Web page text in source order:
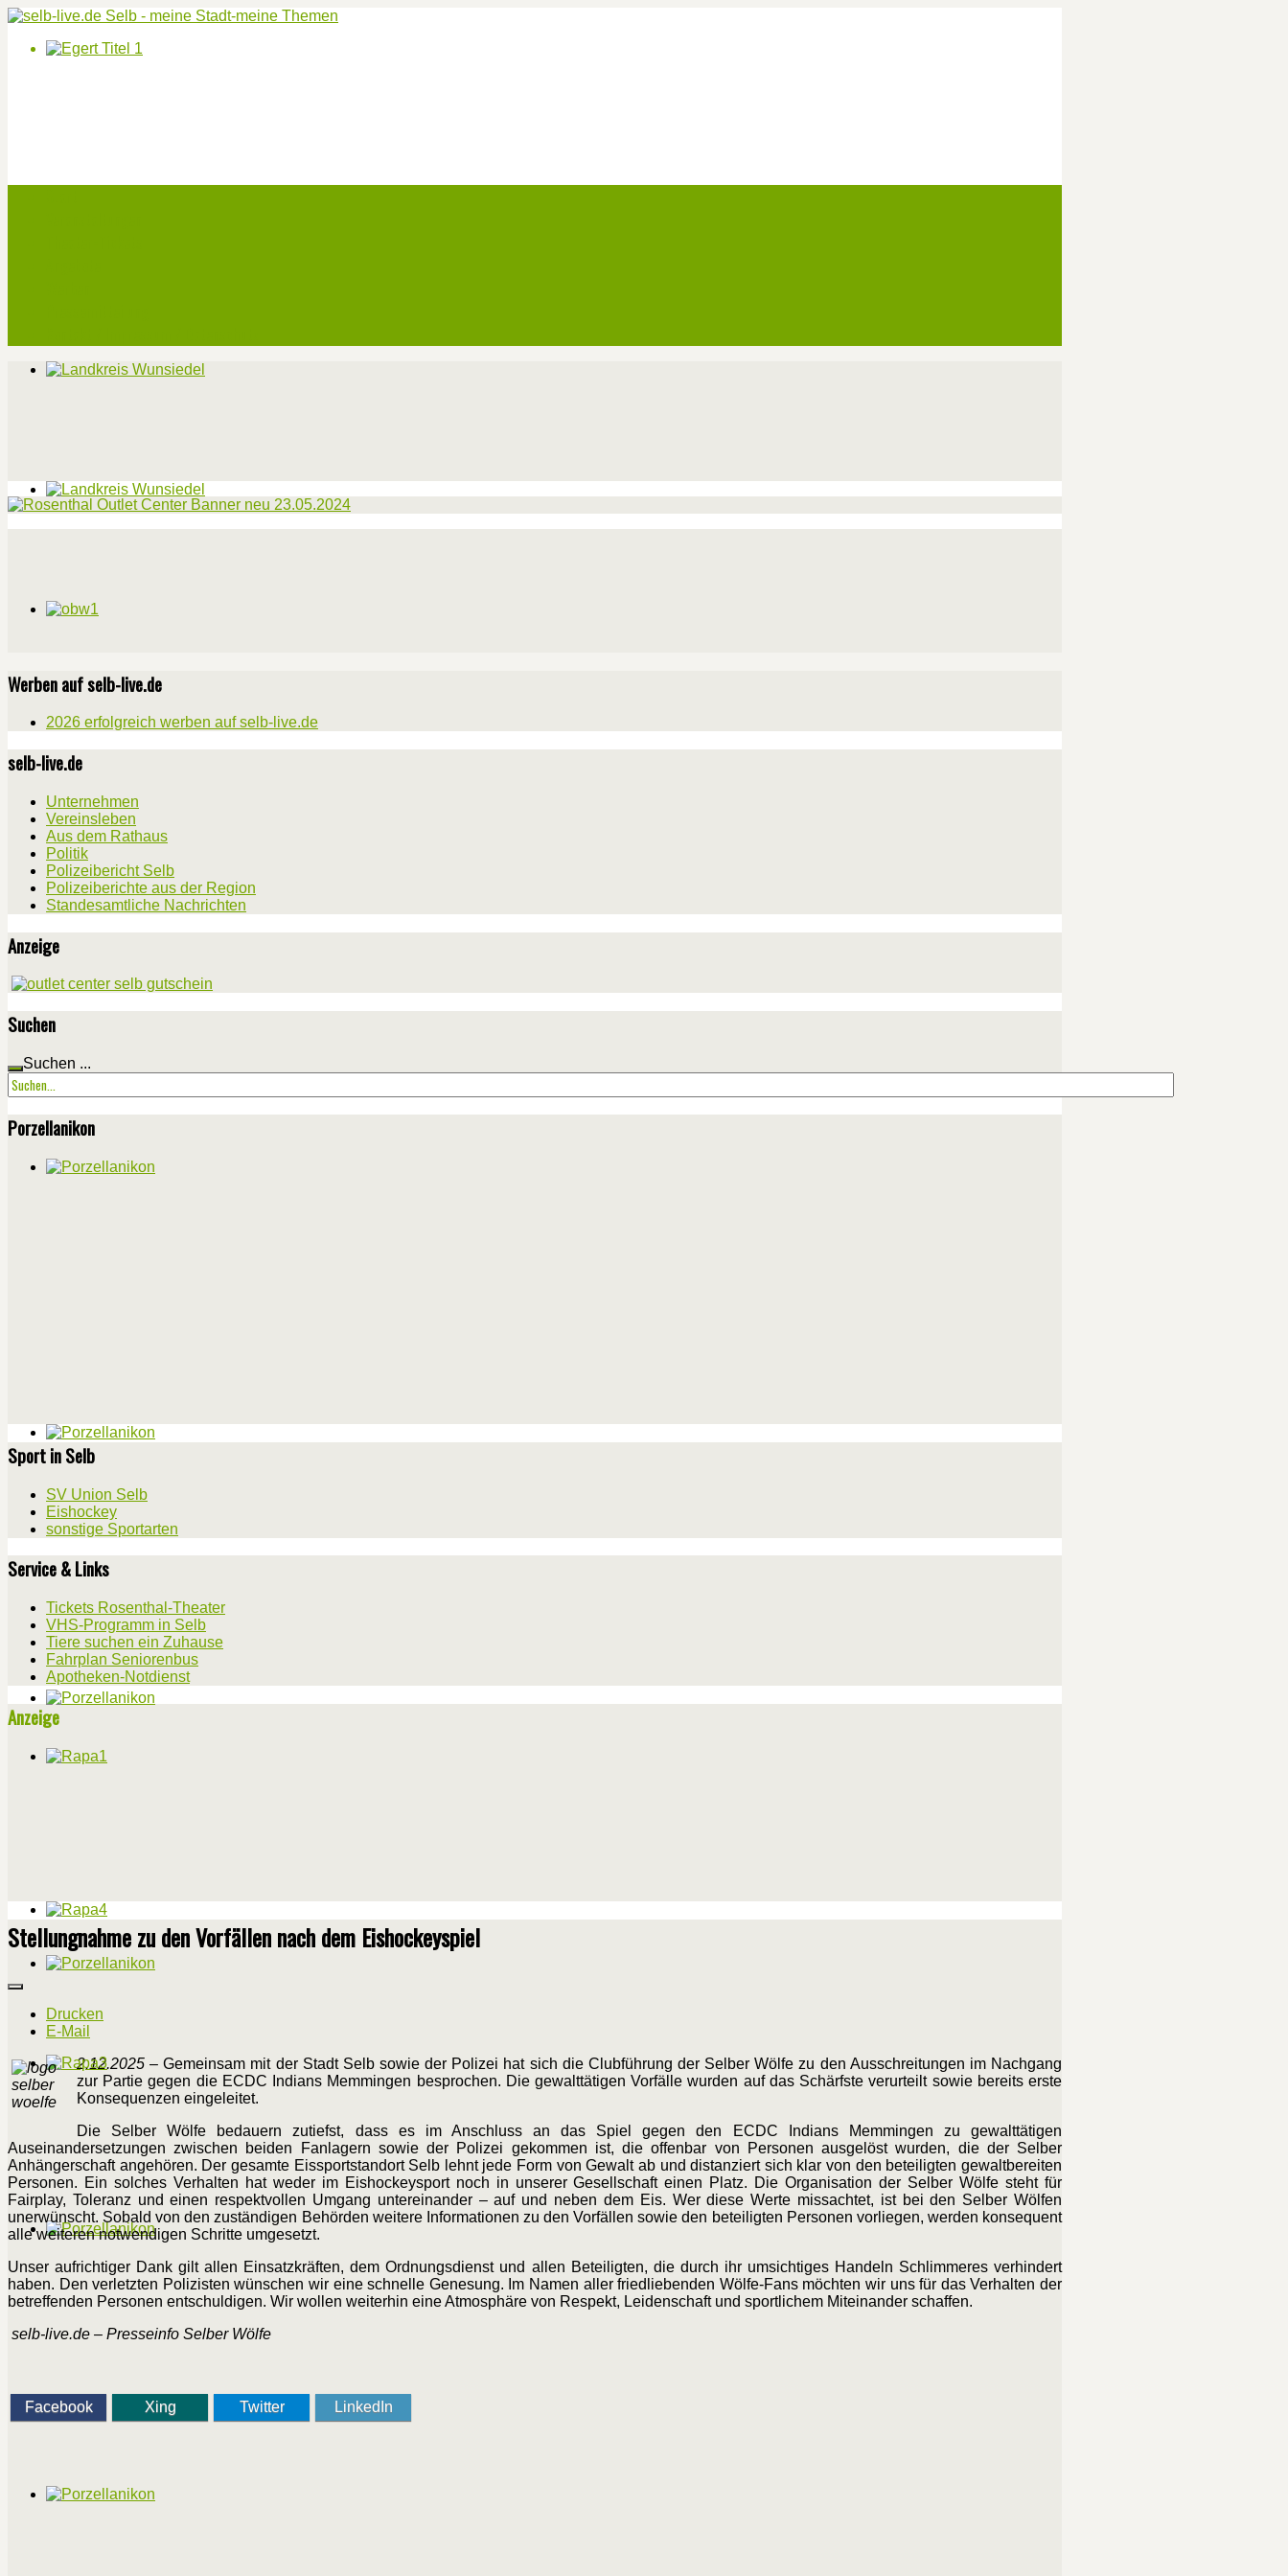
Werben auf selb-live.de
2026 erfolgreich werben auf selb-live.de
selb-live.de
Unternehmen
Vereinsleben
Aus dem Rathaus
Politik
Polizeibericht Selb
Polizeiberichte aus der Region
Standesamtliche Nachrichten
Anzeige
Suchen
Suchen ...
Porzellanikon
Sport in Selb
SV Union Selb
Eishockey
sonstige Sportarten
Service & Links
Tickets Rosenthal-Theater
VHS-Programm in Selb
Tiere suchen ein Zuhause
Fahrplan Seniorenbus
Apotheken-Notdienst
Anzeige
Stellungnahme zu den Vorfällen nach dem Eishockeyspiel
Drucken
E-Mail
2.12.2025 – Gemeinsam mit der Stadt Selb sowie der Polizei hat sich die Clubführung der Selber Wölfe zu den Ausschreitungen im Nachgang
zur Partie gegen die ECDC Indians Memmingen besprochen. Die gewalttätigen Vorfälle wurden auf das Schärfste verurteilt sowie bereits erste
Konsequenzen eingeleitet.
Die Selber Wölfe bedauern zutiefst, dass es im Anschluss an das Spiel gegen den ECDC Indians Memmingen zu gewalttätigen
Auseinandersetzungen zwischen beiden Fanlagern sowie der Polizei gekommen ist, die offenbar von Personen ausgelöst wurden, die der Selber
Anhängerschaft angehören. Der gesamte Eissportstandort Selb lehnt jede Form von Gewalt ab und distanziert sich klar von den beteiligten gewaltbereiten
Personen. Ein solches Verhalten hat weder im Eishockeysport noch in unserer Gesellschaft einen Platz. Die Organisation der Selber Wölfe steht für
Fairplay, Toleranz und einen respektvollen Umgang untereinander – auf und neben dem Eis. Wer diese Werte missachtet, ist bei den Selber Wölfen
unerwünscht. Sobald von den zuständigen Behörden weitere Informationen zu den Vorfällen sowie den beteiligten Personen vorliegen, werden konsequent
alle weiteren notwendigen Schritte umgesetzt.
Unser aufrichtiger Dank gilt allen Einsatzkräften, dem Ordnungsdienst und allen Beteiligten, die durch ihr umsichtiges Handeln Schlimmeres verhindert
haben. Den verletzten Polizisten wünschen wir eine schnelle Genesung. Im Namen aller friedliebenden Wölfe-Fans möchten wir uns für das Verhalten der
betreffenden Personen entschuldigen. Wir wollen weiterhin eine Atmosphäre von Respekt, Leidenschaft und sportlichem Miteinander schaffen.
selb-live.de – Presseinfo Selber Wölfe
Facebook Xing Twitter LinkedIn